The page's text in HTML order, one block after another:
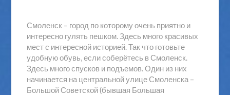
Смоленск – город по которому очень приятно и
интересно гулять пешком. Здесь много красивых
мест с интересной историей. Так что готовьте
удобную обувь, если соберётесь в Смоленск.
Здесь много спусков и подъемов. Один из них
начинается на центральной улице Смоленска –
Большой Советской (бывшая Большая